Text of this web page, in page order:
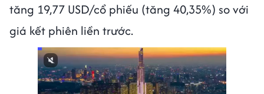
tăng 19,77 USD/cổ phiếu (tăng 40,35%) so với
giá kết phiên liền trước.